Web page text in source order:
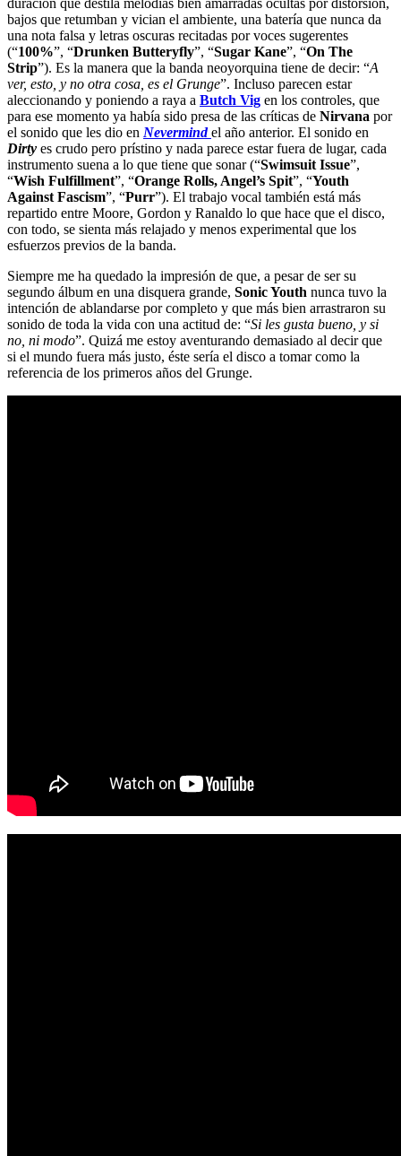
duración que destila melodías bien amarradas ocultas por distorsión,
bajos que retumban y vician el ambiente, una batería que nunca da
una nota falsa y letras oscuras recitadas por voces sugerentes
(“100%”, “Drunken Butteryfly”, “Sugar Kane”, “On The
Strip”). Es la manera que la banda neoyorquina tiene de decir: “A
ver, esto, y no otra cosa, es el Grunge”. Incluso parecen estar
aleccionando y poniendo a raya a Butch Vig en los controles, que
para ese momento ya había sido presa de las críticas de Nirvana por
el sonido que les dio en Nevermindel año anterior. El sonido en
Dirty es crudo pero prístino y nada parece estar fuera de lugar, cada
instrumento suena a lo que tiene que sonar (“Swimsuit Issue”,
“Wish Fulfillment”, “Orange Rolls, Angel’s Spit”, “Youth
Against Fascism”, “Purr”). El trabajo vocal también está más
repartido entre Moore, Gordon y Ranaldo lo que hace que el disco,
con todo, se sienta más relajado y menos experimental que los
esfuerzos previos de la banda.
Siempre me ha quedado la impresión de que, a pesar de ser su
segundo álbum en una disquera grande, Sonic Youth nunca tuvo la
intención de ablandarse por completo y que más bien arrastraron su
sonido de toda la vida con una actitud de: “Si les gusta bueno, y si
no, ni modo”. Quizá me estoy aventurando demasiado al decir que
si el mundo fuera más justo, éste sería el disco a tomar como la
referencia de los primeros años del Grunge.